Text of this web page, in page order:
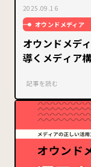
2025.09.16
オウンドメディア
オウンドメデ
導くメディア
記事を読む